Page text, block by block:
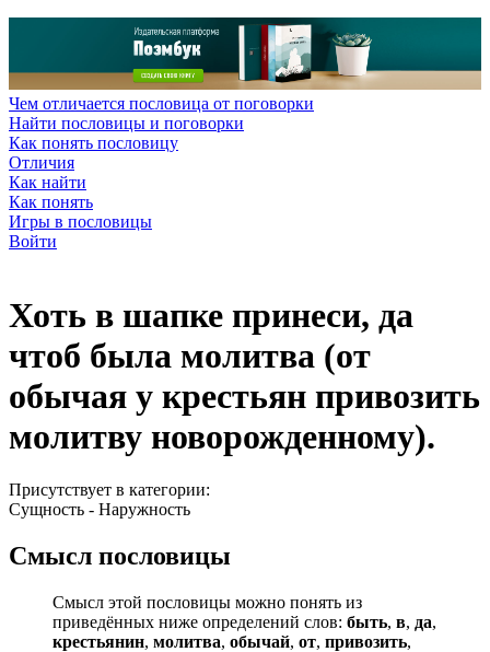
Чем отличается пословица от поговорки
Найти пословицы и поговорки
Как понять пословицу
Отличия
Как найти
Как понять
Игры в пословицы
Войти
Хоть в шапке принеси, да
чтоб была молитва (от
обычая у крестьян привозить
молитву новорожденному).
Присутствует в категории:
Сущность - Наружность
Смысл пословицы
Смысл этой пословицы можно понять из
приведённых ниже определений слов: быть, в, да,
крестьянин, молитва, обычай, от, привозить,